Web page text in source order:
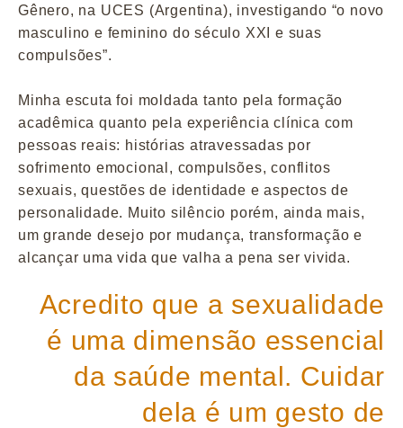
Gênero, na UCES (Argentina), investigando “o novo
masculino e feminino do século XXI e suas
compulsões”.
Minha escuta foi moldada tanto pela formação
acadêmica quanto pela experiência clínica com
pessoas reais: histórias atravessadas por
sofrimento emocional, compulsões, conflitos
sexuais, questões de identidade e aspectos de
personalidade. Muito silêncio porém, ainda mais,
um grande desejo por mudança, transformação e
alcançar uma vida que valha a pena ser vivida.
Acredito que a sexualidade
é uma dimensão essencial
da saúde mental. Cuidar
dela é um gesto de